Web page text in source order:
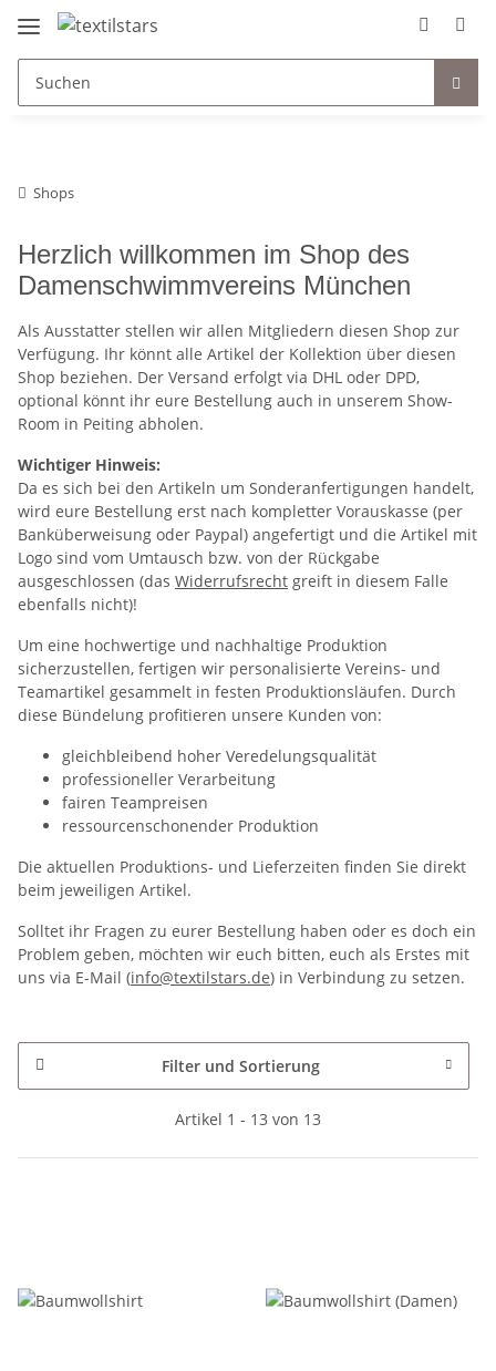
Shops
Herzlich willkommen im Shop des
Damenschwimmvereins München
Als Ausstatter stellen wir allen Mitgliedern diesen Shop zur
Verfügung. Ihr könnt alle Artikel der Kollektion über diesen
Shop beziehen. Der Versand erfolgt via DHL oder DPD,
optional könnt ihr eure Bestellung auch in unserem Show-
Room in Peiting abholen.
Wichtiger Hinweis:
Da es sich bei den Artikeln um Sonderanfertigungen handelt,
wird eure Bestellung erst nach kompletter Vorauskasse (per
Banküberweisung oder Paypal) angefertigt und die Artikel mit
Logo sind vom Umtausch bzw. von der Rückgabe
ausgeschlossen (das Widerrufsrecht greift in diesem Falle
ebenfalls nicht)!
Um eine hochwertige und nachhaltige Produktion
sicherzustellen, fertigen wir personalisierte Vereins- und
Teamartikel gesammelt in festen Produktionsläufen. Durch
diese Bündelung profitieren unsere Kunden von:
gleichbleibend hoher Veredelungsqualität
professioneller Verarbeitung
fairen Teampreisen
ressourcenschonender Produktion
Die aktuellen Produktions- und Lieferzeiten finden Sie direkt
beim jeweiligen Artikel.
Solltet ihr Fragen zu eurer Bestellung haben oder es doch ein
Problem geben, möchten wir euch bitten, euch als Erstes mit
uns via E-Mail (info@textilstars.de) in Verbindung zu setzen.
Filter und Sortierung
Artikel 1 - 13 von 13